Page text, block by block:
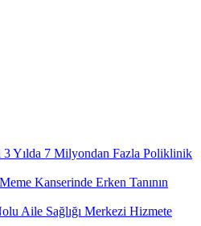
3 Yılda 7 Milyondan Fazla Poliklinik
Kanserinde Erken Tanının
Aile Sağlığı Merkezi Hizmete